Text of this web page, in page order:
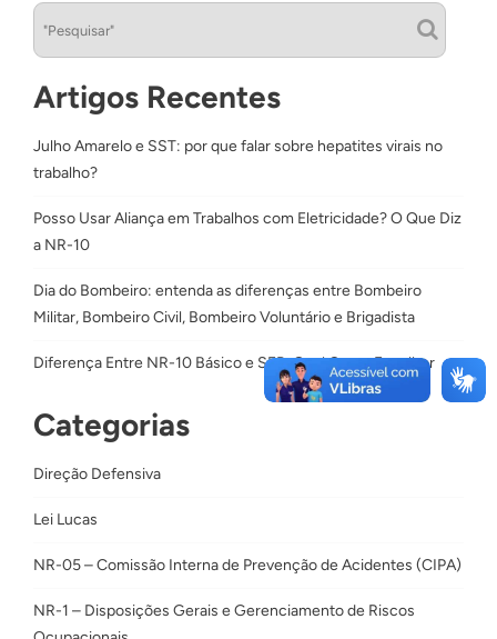
Artigos Recentes
Julho Amarelo e SST: por que falar sobre hepatites virais no
trabalho?
Posso Usar Aliança em Trabalhos com Eletricidade? O Que Diz
a NR-10
Dia do Bombeiro: entenda as diferenças entre Bombeiro
Militar, Bombeiro Civil, Bombeiro Voluntário e Brigadista
Diferença Entre NR-10 Básico e SEP: Qual Curso Escolher
Categorias
Direção Defensiva
Lei Lucas
NR-05 – Comissão Interna de Prevenção de Acidentes (CIPA)
NR-1 – Disposições Gerais e Gerenciamento de Riscos